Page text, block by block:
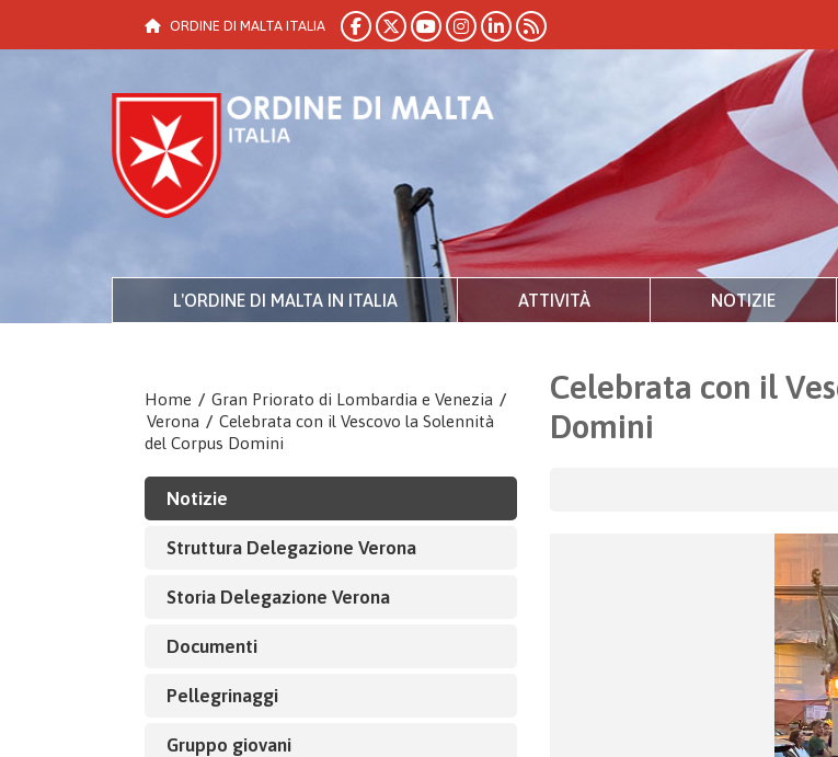
ORDINE DI MALTA ITALIA
L'ORDINE DI MALTA IN ITALIA ATTIVITÀ NOTIZIE
Home / Gran Priorato di Lombardia e Venezia /
Verona / Celebrata con il Vescovo la Solennità
del Corpus Domini
Notizie
Struttura Delegazione Verona
Storia Delegazione Verona
Documenti
Pellegrinaggi
Gruppo giovani
Celebrata con il
Domini